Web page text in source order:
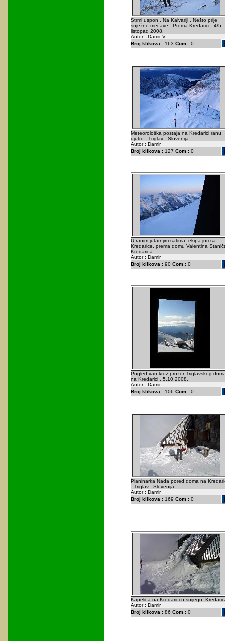
Strmi uspon . Na Kalvariji . Nešto prije
snježne mećave . Prema Kredarici . 4/5
listopad 2008.
Autor : Damir V.
Broj klikova :163 Com :0
Meteorološka postaja na Kredarici ranu
ujutro . Triglav . Slovenija .
Autor : Damir
Broj klikova :127 Com :0
U ranim jutarnjim satima, ekipa juri sa
Kredarice, prema domu Valentina
Kredarica .
Autor : Damir
Broj klikova :90 Com :0
Pogled van kroz prozor Triglavskog
na Kredarici . 5.10.2008.
Autor : Damir
Broj klikova :106 Com :0
Planinarka Nada pored doma na
. Triglav . Slovenija .
Autor : Damir
Broj klikova :169 Com :0
Kapelica na Kredarici u snijegu.
Autor : Damir
Broj klikova :86 Com :0